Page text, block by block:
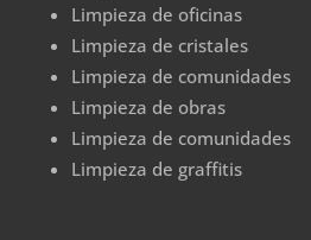
Limpieza de oficinas
Limpieza de cristales
Limpieza de comunidades
Limpieza de obras
Limpieza de comunidades
Limpieza de graffitis